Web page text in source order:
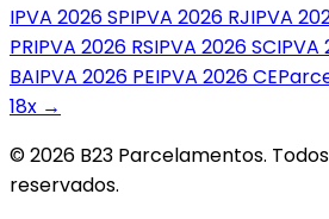
IPVA 2026SPIPVA 2026 RJIPVA
PRIPVA 2026 RSIPVA 2026SCIPVA
BAIPVA 2026 PEIPVA 2026CE
18x →
© 2026 B23 Parcelamentos.
reservados.